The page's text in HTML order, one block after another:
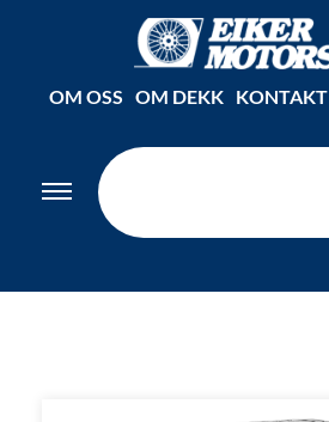
OM OSS OM DEKK KONTAKT